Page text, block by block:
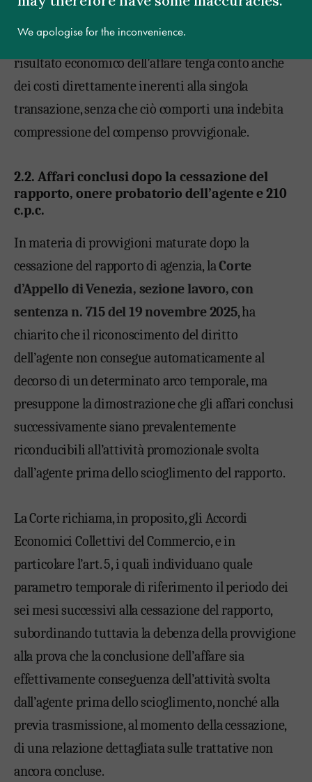
dall’agente. In tale prospettiva, è ammissibile che il
risultato economico dell’affare tenga conto anche
dei costi direttamente inerenti alla singola
transazione, senza che ciò comporti una indebita
compressione del compenso provvigionale.
2.2. Affari conclusi dopo la cessazione del
rapporto, onere probatorio dell’agente e 210
c.p.c.
In materia di provvigioni maturate dopo la
cessazione del rapporto di agenzia, laCorte
d’Appello di Venezia, sezione lavoro, con
sentenza n. 715 del 19 novembre 2025, ha
chiarito che il riconoscimento del diritto
dell’agente non consegue automaticamente al
decorso di un determinato arco temporale, ma
presuppone la dimostrazione che gli affari conclusi
successivamente siano prevalentemente
riconducibili all’attività promozionale svolta
dall’agente prima dello scioglimento del rapporto.
La Corte richiama, in proposito, gli Accordi
Economici Collettivi del Commercio, e in
particolare l’art. 5, i quali individuano quale
parametro temporale di riferimento il periodo dei
sei mesi successivi alla cessazione del rapporto,
subordinando tuttavia la debenza della provvigione
alla prova che la conclusione dell’affare sia
effettivamente conseguenza dell’attività svolta
dall’agente prima dello scioglimento, nonché alla
previa trasmissione, al momento della cessazione,
di una relazione dettagliata sulle trattative non
ancora concluse.
We apologise for the inconvenience.